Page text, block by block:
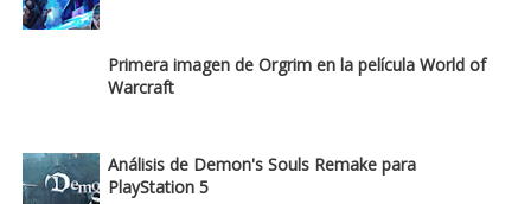
Primera imagen de Orgrim en la película World of
Warcraft
Análisis de Demon's Souls Remake para
PlayStation 5